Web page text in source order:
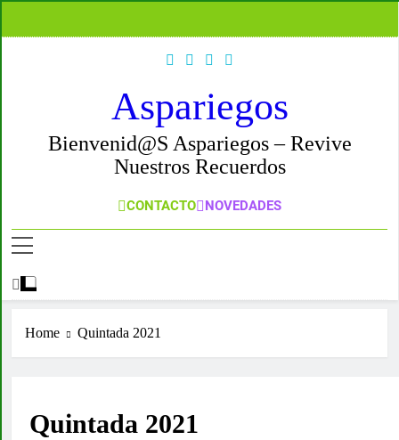
Aspariegos
Bienvenid@s Aspariegos – Revive
Nuestros Recuerdos
CONTACTO NOVEDADES
Home Quintada 2021
Quintada 2021